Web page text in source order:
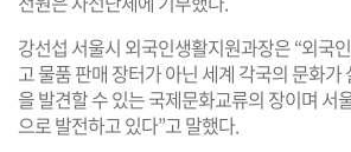
강선섭 서울시 외국인생활지원과장은 “외국
고 물품 판매 장터가 아닌 세계 각국의 문화가
을 발견할 수 있는 국제문화교류의 장이며 서
으로 발전하고 있다”고 말했다.